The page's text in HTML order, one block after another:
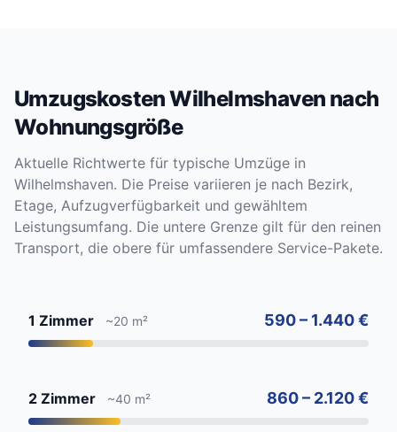
Umzugskosten Wilhelmshaven nach
Wohnungsgröße
Aktuelle Richtwerte für typische Umzüge in
Wilhelmshaven. Die Preise variieren je nach Bezirk,
Etage, Aufzugverfügbarkeit und gewähltem
Leistungsumfang. Die untere Grenze gilt für den reinen
Transport, die obere für umfassendere Service-Pakete.
1 Zimmer ~20 m² 590 – 1.440 €
2 Zimmer ~40 m² 860 – 2.120 €